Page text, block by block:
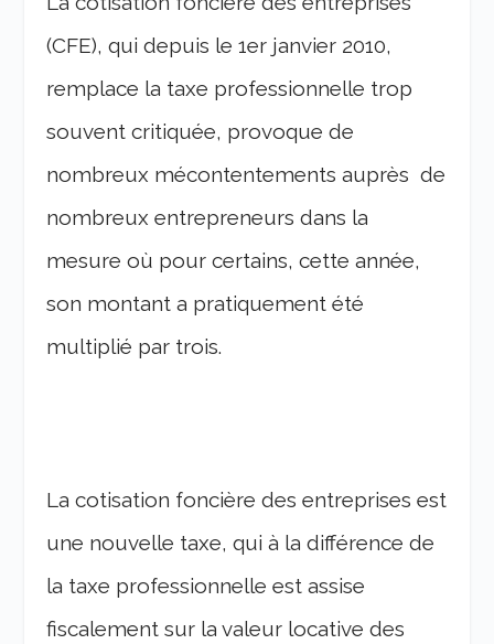
(CFE), qui depuis le 1er janvier 2010,
remplace la taxe professionnelle trop
souvent critiquée, provoque de
nombreux mécontentements auprès de
nombreux entrepreneurs dans la
mesure où pour certains, cette année,
son montant a pratiquement été
multiplié par trois.
La cotisation foncière des entreprises est
une nouvelle taxe, qui à la différence de
la taxe professionnelle est assise
fiscalement sur la valeur locative des